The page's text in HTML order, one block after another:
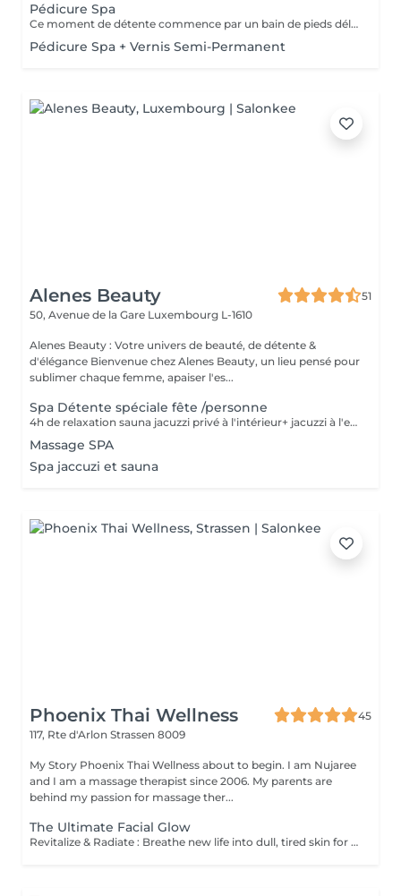
Pédicure Spa
Ce moment de détente commence par un bain de pieds délassant. Ce soin permet de retrouver des pieds propres, doux et soignés. La pédicure Spa comprend l'entretien des ongles, le travail des cuticules et du contour de l'ongle ainsi que des callosités. Un gommage suivi d'un masque hydratant et d'un petit massage des pieds complètent cette prestation. Une base transparente pourra être appliquée en fin de soin si vous le souhaitez.
Pédicure Spa + Vernis Semi-Permanent
Alenes Beauty
51
50, Avenue de la Gare Luxembourg L-1610
Alenes Beauty : Votre univers de beauté, de détente &
d'élégance Bienvenue chez Alenes Beauty, un lieu pensé pour
sublimer chaque femme, apaiser l'es...
Spa Détente spéciale fête /personne
4h de relaxation sauna jacuzzi privé à l'intérieur+ jacuzzi à l'extérieur +terrasse avec brasero+ gommage corps + massage relaxant + repas (max 10 pers.) prix par pers. Spécial pour anniversaire, enterrement de vie de jeunes filles, familial ex...
Massage SPA
Spa jaccuzi et sauna
Phoenix Thai Wellness
45
117, Rte d'Arlon Strassen 8009
My Story Phoenix Thai Wellness about to begin. I am Nujaree
and I am a massage therapist since 2006. My parents are
behind my passion for massage ther...
The Ultimate Facial Glow
Revitalize & Radiate : Breathe new life into dull, tired skin for a fresh, luminous glow. Instant Glass-Skin Finish : Achieve a deeply hydrated, plump, and beautifully smooth complexion. Universally Gentle : A gentle wellness experience perfectly calibrated for every skin type, even the most sensitive.